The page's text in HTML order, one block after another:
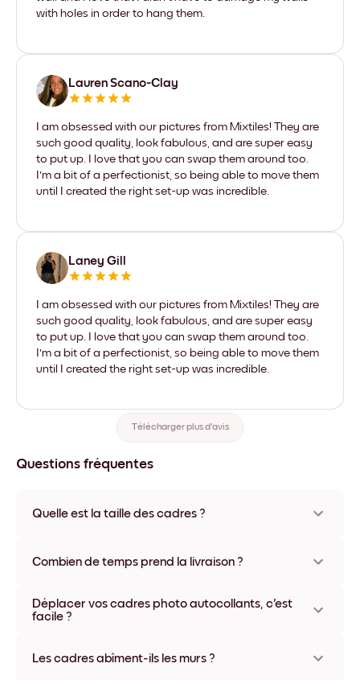
with holes in order to hang them.
Lauren Scano-Clay
I am obsessed with our pictures from Mixtiles! They are
such good quality, look fabulous, and are super easy
to put up. I love that you can swap them around too.
I'm a bit of a perfectionist, so being able to move them
until I created the right set-up was incredible.
Laney Gill
I am obsessed with our pictures from Mixtiles! They are
such good quality, look fabulous, and are super easy
to put up. I love that you can swap them around too.
I'm a bit of a perfectionist, so being able to move them
until I created the right set-up was incredible.
Télécharger plus d'avis
Questions fréquentes
Quelle est la taille des cadres ?
qu'une option unique de 56x112 cm. Plusieurs matériaux et
Combien de temps prend la livraison ?
généralement une semaine. Livraison express possible dans
certains pays. Un numéro de suivi accompagne chaque
Déplacer vos cadres photo autocollants, c'est
facile ?
l'infini, sans abîmer vos murs.
Les cadres abîment-ils les murs ?